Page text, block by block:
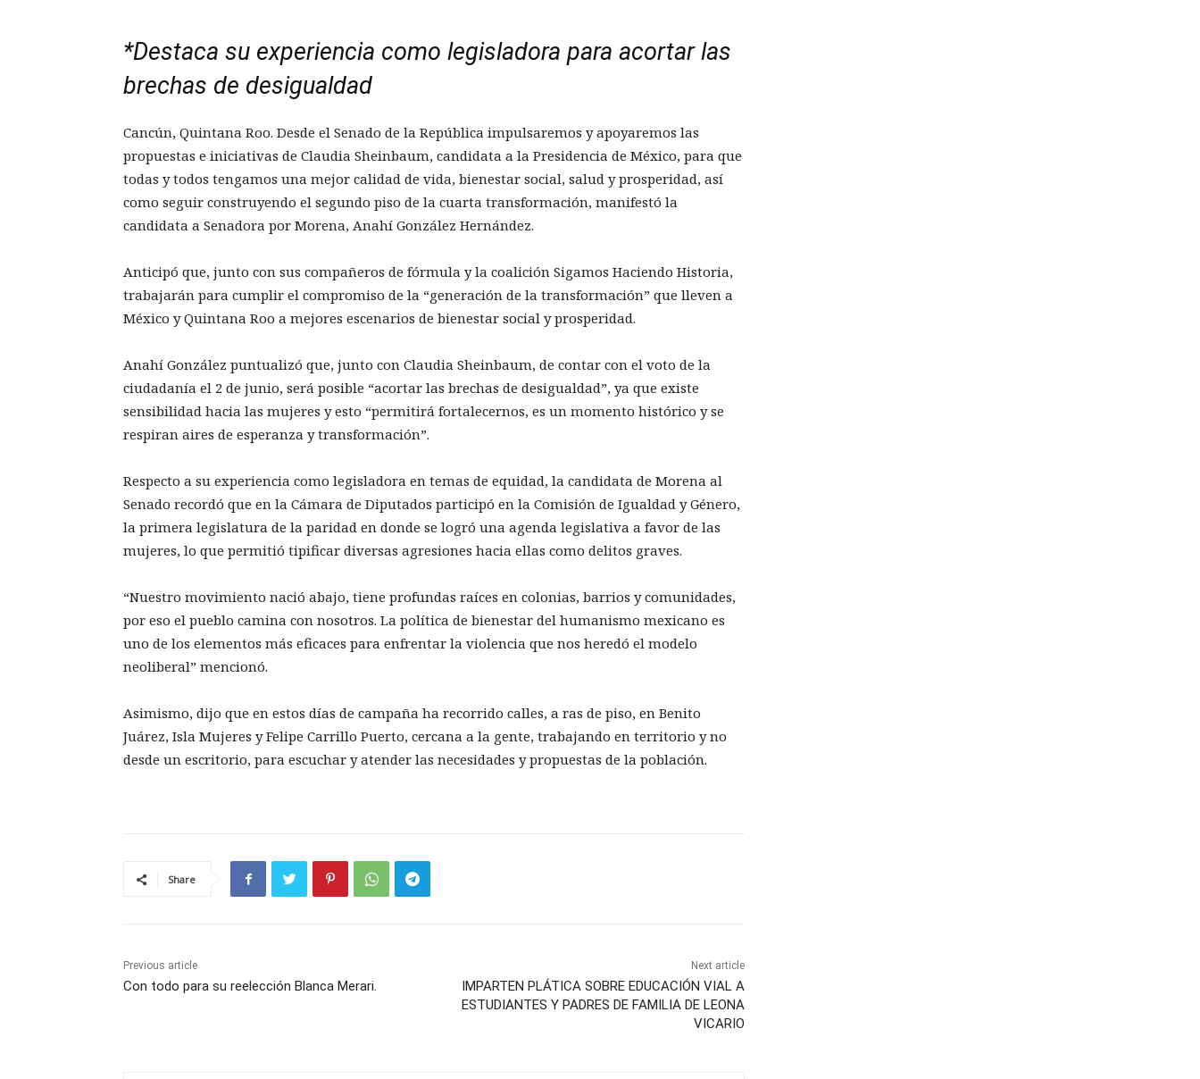
*Destaca su experiencia como legisladora para acortar las
brechas de desigualdad
Cancún, Quintana Roo. Desde el Senado de la República impulsaremos y apoyaremos las
propuestas e iniciativas de Claudia Sheinbaum, candidata a la Presidencia de México, para que
todas y todos tengamos una mejor calidad de vida, bienestar social, salud y prosperidad, así
como seguir construyendo el segundo piso de la cuarta transformación, manifestó la
candidata a Senadora por Morena, Anahí González Hernández.
Anticipó que, junto con sus compañeros de fórmula y la coalición Sigamos Haciendo Historia,
trabajarán para cumplir el compromiso de la “generación de la transformación” que lleven a
México y Quintana Roo a mejores escenarios de bienestar social y prosperidad.
Anahí González puntualizó que, junto con Claudia Sheinbaum, de contar con el voto de la
ciudadanía el 2 de junio, será posible “acortar las brechas de desigualdad”, ya que existe
sensibilidad hacia las mujeres y esto “permitirá fortalecernos, es un momento histórico y se
respiran aires de esperanza y transformación”.
Respecto a su experiencia como legisladora en temas de equidad, la candidata de Morena al
Senado recordó que en la Cámara de Diputados participó en la Comisión de Igualdad y Género,
la primera legislatura de la paridad en donde se logró una agenda legislativa a favor de las
mujeres, lo que permitió tipificar diversas agresiones hacia ellas como delitos graves.
“Nuestro movimiento nació abajo, tiene profundas raíces en colonias, barrios y comunidades,
por eso el pueblo camina con nosotros. La política de bienestar del humanismo mexicano es
uno de los elementos más eficaces para enfrentar la violencia que nos heredó el modelo
neoliberal” mencionó.
Asimismo, dijo que en estos días de campaña ha recorrido calles, a ras de piso, en Benito
Juárez, Isla Mujeres y Felipe Carrillo Puerto, cercana a la gente, trabajando en territorio y no
desde un escritorio, para escuchar y atender las necesidades y propuestas de la población.
Share
Previous article
Con todo para su reelección Blanca Merari.
Next article
IMPARTEN PLÁTICA SOBRE EDUCACIÓN VIAL A
ESTUDIANTES Y PADRES DE FAMILIA DE LEONA
VICARIO